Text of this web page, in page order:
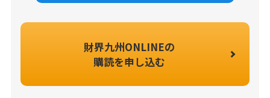
財界九州ONLINEの
購読を申し込む